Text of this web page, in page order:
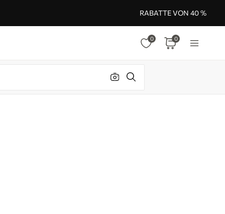
RABATTE VON 40 %
0 0